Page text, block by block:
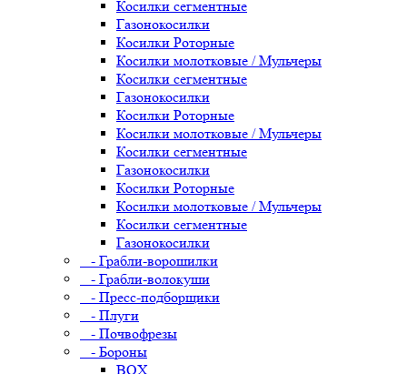
Косилки сегментные
Газонокосилки
Косилки Роторные
Косилки молотковые / Мульчеры
Косилки сегментные
Газонокосилки
Косилки Роторные
Косилки молотковые / Мульчеры
Косилки сегментные
Газонокосилки
Косилки Роторные
Косилки молотковые / Мульчеры
Косилки сегментные
Газонокосилки
- Грабли-ворошилки
- Грабли-волокуши
- Пресс-подборщики
- Плуги
- Почвофрезы
- Бороны
BQX